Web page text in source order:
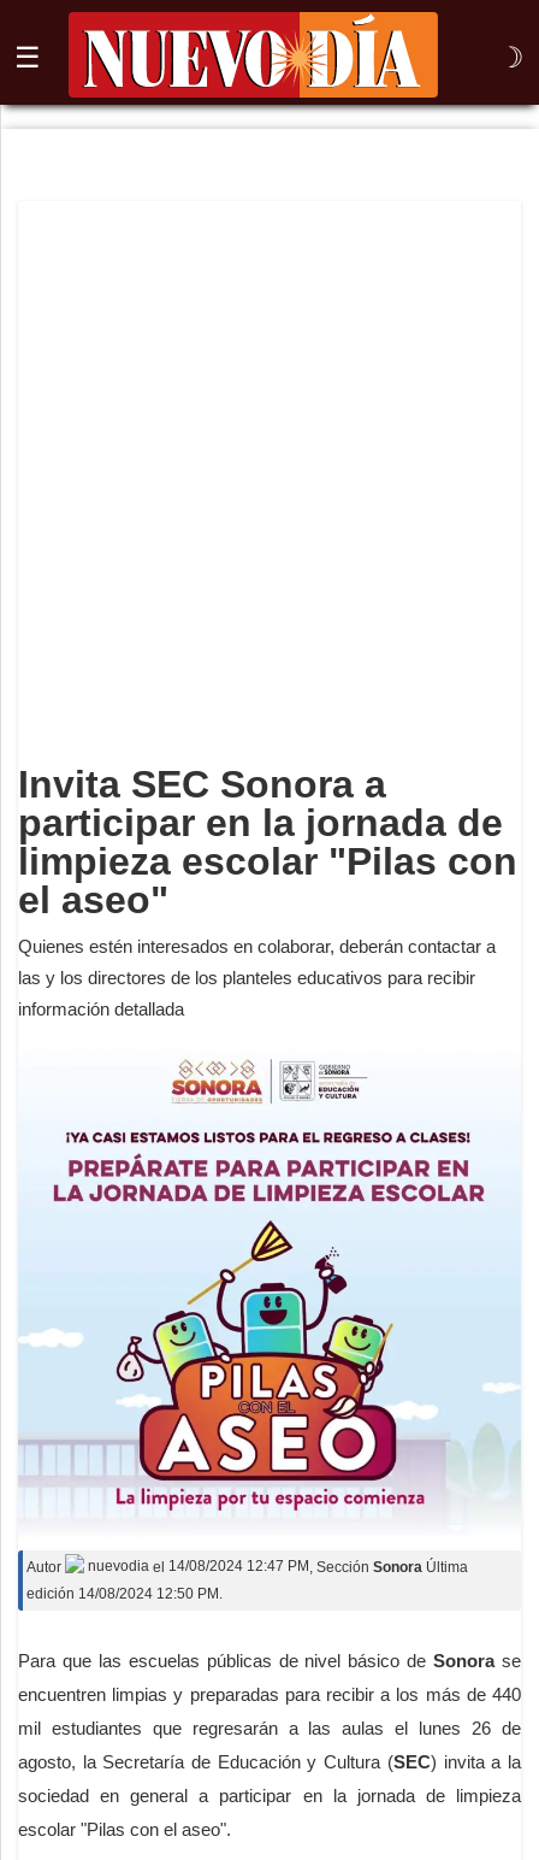
☰ ☽
⌕
Invita SEC Sonora a
participar en la jornada de
limpieza escolar "Pilas con
el aseo"
Quienes estén interesados en colaborar, deberán contactar a
las y los directores de los planteles educativos para recibir
información detallada
Autor nuevodia el 14/08/2024 12:47 PM , Sección Sonora Última
edición 14/08/2024 12:50 PM.
Para que las escuelas públicas de nivel básico deSonorase
encuentren limpias y preparadas para recibir a los más de 440
mil estudiantes que regresarán a las aulas el lunes 26 de
agosto, la Secretaría de Educación y Cultura (SEC) invita a la
sociedad en general a participar en la jornada de limpieza
escolar "Pilas con el aseo".